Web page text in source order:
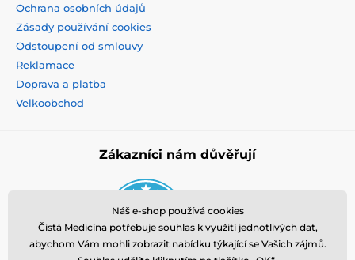
Ochrana osobních údajů
Zásady používání cookies
Odstoupení od smlouvy
Reklamace
Doprava a platba
Velkoobchod
Zákazníci nám důvěřují
Náš e-shop používá cookies
Čistá Medicína potřebuje souhlas k využití jednotlivých dat,
abychom Vám mohli zobrazit nabídku týkající se Vašich zájmů.